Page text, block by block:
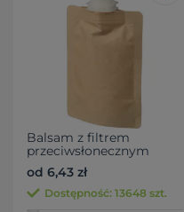
Balsam z filtrem
przeciwsłonecznym
SPF30
od 6,43 zł
Dostępność: 13648 szt.